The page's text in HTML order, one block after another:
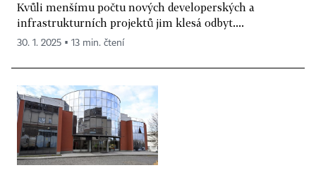
Kvůli menšímu počtu nových developerských a
infrastrukturních projektů jim klesá odbyt....
30. 1. 2025 ▪ 13 min. čtení